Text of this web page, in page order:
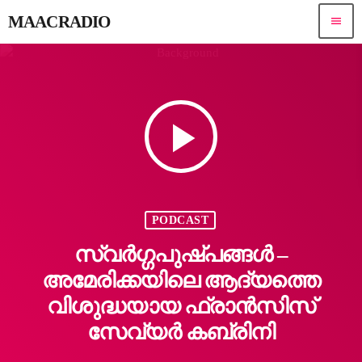
MAACRADIO menu
play_arrow
PODCAST
സ്വർഗ്ഗപുഷ്പങ്ങൾ –
അമേരിക്കയിലെ ആദ്യത്തെ
വിശുദ്ധയായ ഫ്രാൻസിസ്
സേവ്യർ കബ്രിനി